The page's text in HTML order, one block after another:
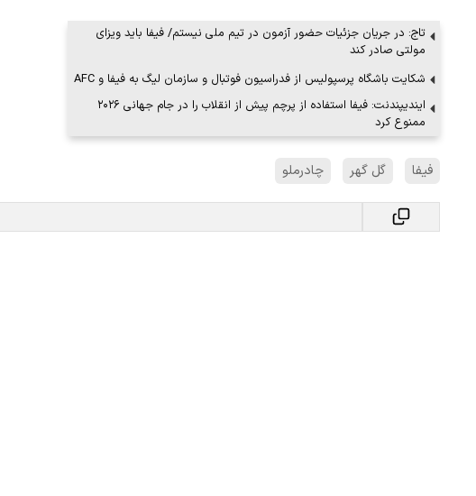
تاج: در جریان جزئیات حضور آزمون در تیم ملی نیستم/ فیفا باید ویزای
مولتی صادر کند
شکایت باشگاه پرسپولیس از فدراسیون فوتبال و سازمان لیگ به فیفا و AFC
ایندیپندنت: فیفا استفاده از پرچم پیش از انقلاب را در جام جهانی ۲۰۲۶
ممنوع کرد
فیفا گل گهر چادرملو
۱۴ مرداد ۱۴۰۵